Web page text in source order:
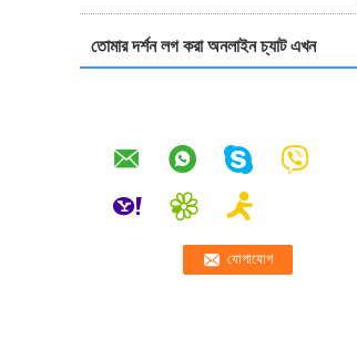
তোমার দর্শন লগ করা অনলাইন চ্যাট এখন